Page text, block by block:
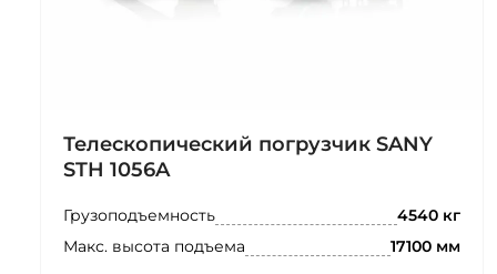
Телескопический погрузчик SANY
STH 1056A
Грузоподъемность 4540 кг
Макс. высота подъема 17100 мм